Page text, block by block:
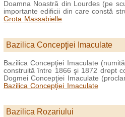
Doamna Noastră din Lourdes (pe
importante edificii din care constă
Grota Massabielle
Bazilica Concepţiei Imaculate
Bazilica Concepţiei Imaculate
construită între 1866 şi 1872 drept
Dogmei Concepţiei Imaculate
Bazilica Concepţiei Imaculate
Bazilica Rozariului